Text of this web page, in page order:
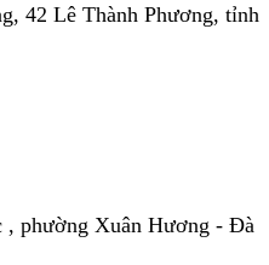
42 Lê Thành Phương, tỉnh
, phường Xuân Hương - Đà